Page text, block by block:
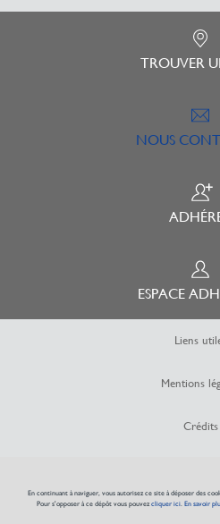
TROUVER
NOUS
ESPACE
Liens
Mentions
Crédits
© Groupement
En continuant à naviguer, vous autorisez ce site à déposer des
Pour s'opposer à ce dépôt vous pouvezcliquer ici. En savoir